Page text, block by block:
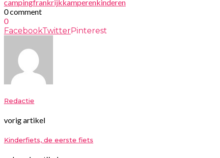
campingfrankrijkkamperenkinderen
0 comment
0
FacebookTwitterPinterest
Redactie
vorig artikel
Kinderfiets, de eerste fiets